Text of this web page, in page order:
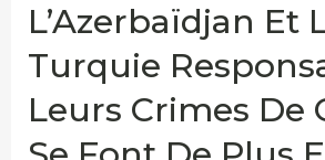
L’Azerbaïdjan Et
Turquie
Leurs Crimes De